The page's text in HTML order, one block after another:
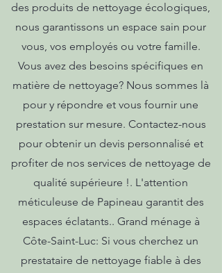
des produits de nettoyage écologiques,
nous garantissons un espace sain pour
vous, vos employés ou votre famille.
Vous avez des besoins spécifiques en
matière de nettoyage? Nous sommes là
pour y répondre et vous fournir une
prestation sur mesure. Contactez-nous
pour obtenir un devis personnalisé et
profiter de nos services de nettoyage de
qualité supérieure !. L'attention
méticuleuse de Papineau garantit des
espaces éclatants.. Grand ménage à
Côte-Saint-Luc: Si vous cherchez un
prestataire de nettoyage fiable à des